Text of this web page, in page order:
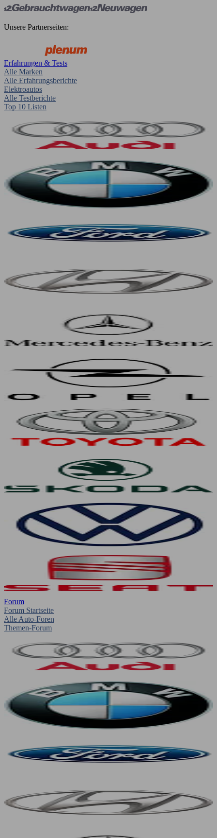
Unsere Partnerseiten:
Erfahrungen & Tests
Alle Marken
Alle Erfahrungsberichte
Elektroautos
Alle Testberichte
Top 10 Listen
Forum
Forum Startseite
Alle Auto-Foren
Themen-Forum